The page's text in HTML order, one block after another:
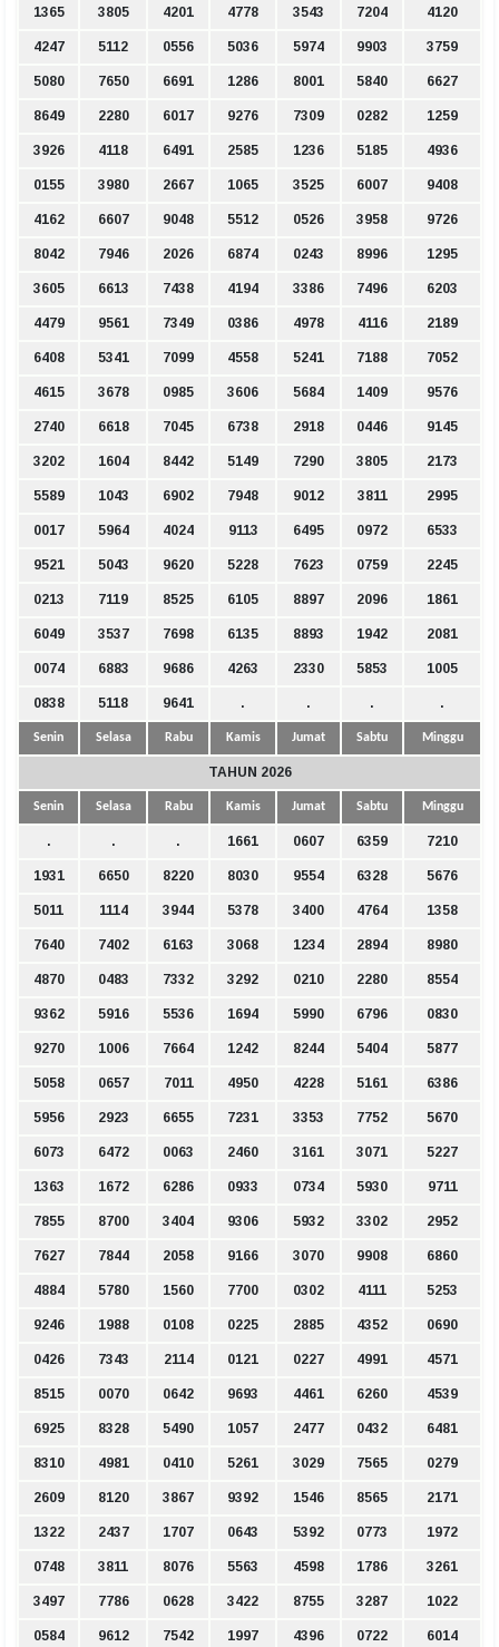
1365 3805 4201 4778 3543 7204 4120
4247 5112 0556 5036 5974 9903 3759
5080 7650 6691 1286 8001 5840 6627
8649 2280 6017 9276 7309 0282 1259
3926 4118 6491 2585 1236 5185 4936
0155 3980 2667 1065 3525 6007 9408
4162 6607 9048 5512 0526 3958 9726
8042 7946 2026 6874 0243 8996 1295
3605 6613 7438 4194 3386 7496 6203
4479 9561 7349 0386 4978 4116 2189
6408 5341 7099 4558 5241 7188 7052
4615 3678 0985 3606 5684 1409 9576
2740 6618 7045 6738 2918 0446 9145
3202 1604 8442 5149 7290 3805 2173
5589 1043 6902 7948 9012 3811 2995
0017 5964 4024 9113 6495 0972 6533
9521 5043 9620 5228 7623 0759 2245
0213 7119 8525 6105 8897 2096 1861
6049 3537 7698 6135 8893 1942 2081
0074 6883 9686 4263 2330 5853 1005
0838 5118 9641 . . . .
Senin Selasa Rabu Kamis Jumat Sabtu Minggu
TAHUN 2026
Senin Selasa Rabu Kamis Jumat Sabtu Minggu
. . . 1661 0607 6359 7210
1931 6650 8220 8030 9554 6328 5676
5011 1114 3944 5378 3400 4764 1358
7640 7402 6163 3068 1234 2894 8980
4870 0483 7332 3292 0210 2280 8554
9362 5916 5536 1694 5990 6796 0830
9270 1006 7664 1242 8244 5404 5877
5058 0657 7011 4950 4228 5161 6386
5956 2923 6655 7231 3353 7752 5670
6073 6472 0063 2460 3161 3071 5227
1363 1672 6286 0933 0734 5930 9711
7855 8700 3404 9306 5932 3302 2952
7627 7844 2058 9166 3070 9908 6860
4884 5780 1560 7700 0302 4111 5253
9246 1988 0108 0225 2885 4352 0690
0426 7343 2114 0121 0227 4991 4571
8515 0070 0642 9693 4461 6260 4539
6925 8328 5490 1057 2477 0432 6481
8310 4981 0410 5261 3029 7565 0279
2609 8120 3867 9392 1546 8565 2171
1322 2437 1707 0643 5392 0773 1972
0748 3811 8076 5563 4598 1786 3261
3497 7786 0628 3422 8755 3287 1022
0584 9612 7542 1997 4396 0722 6014